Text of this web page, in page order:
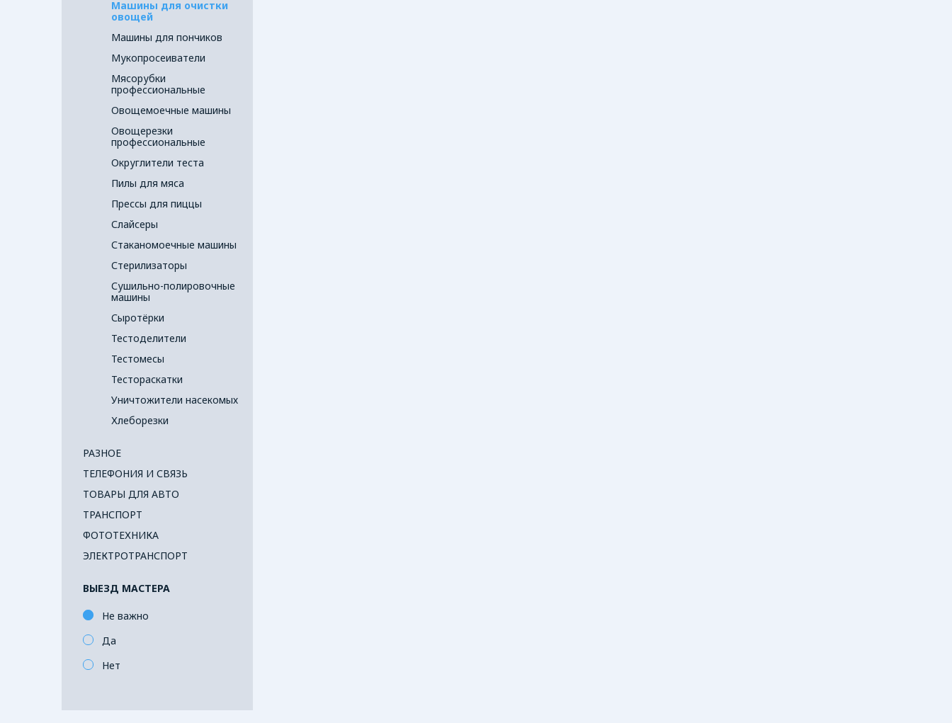
Машины для очистки
овощей
Машины для пончиков
Мукопросеиватели
Мясорубки
профессиональные
Овощемоечные машины
Овощерезки
профессиональные
Округлители теста
Пилы для мяса
Прессы для пиццы
Слайсеры
Стаканомоечные машины
Стерилизаторы
Сушильно-полировочные
машины
Сыротёрки
Тестоделители
Тестомесы
Тестораскатки
Уничтожители насекомых
Хлеборезки
РАЗНОЕ
ТЕЛЕФОНИЯ И СВЯЗЬ
ТОВАРЫ ДЛЯ АВТО
ТРАНСПОРТ
ФОТОТЕХНИКА
ЭЛЕКТРОТРАНСПОРТ
ВЫЕЗД МАСТЕРА
Не важно
Да
Нет